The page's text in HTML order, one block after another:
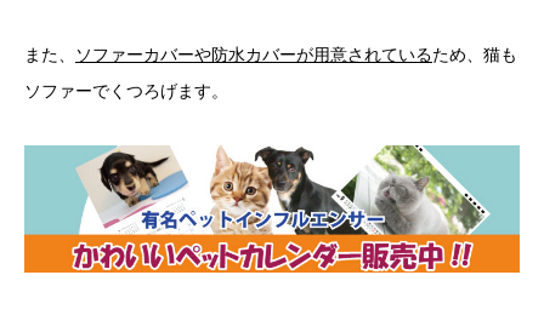
また、 ソファーカバーや防水カバーが用意されているため、猫も
ソファーでくつろげます。